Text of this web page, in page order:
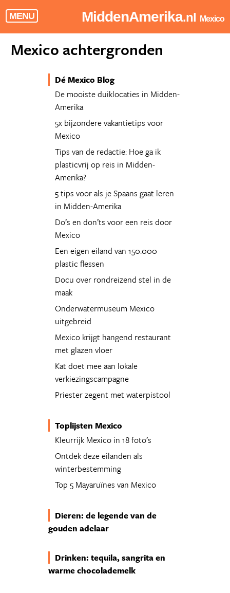
MENU MiddenAmerika.nl Mexico
Mexico achtergronden
Dé Mexico Blog
De mooiste duiklocaties in Midden-
Amerika
5x bijzondere vakantietips voor
Mexico
Tips van de redactie: Hoe ga ik
plasticvrij op reis in Midden-
Amerika?
5 tips voor als je Spaans gaat leren
in Midden-Amerika
Do’s en don’ts voor een reis door
Mexico
Een eigen eiland van 150.000
plastic flessen
Docu over rondreizend stel in de
maak
Onderwatermuseum Mexico
uitgebreid
Mexico krijgt hangend restaurant
met glazen vloer
Kat doet mee aan lokale
verkiezingscampagne
Priester zegent met waterpistool
Toplijsten Mexico
Kleurrijk Mexico in 18 foto’s
Ontdek deze eilanden als
winterbestemming
Top 5 Mayaruïnes van Mexico
Dieren: de legende van de
gouden adelaar
Drinken: tequila, sangrita en
warme chocolademelk